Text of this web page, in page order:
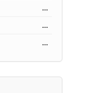
...
...
...